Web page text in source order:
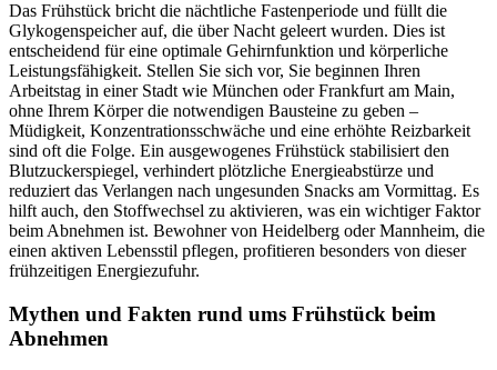
Das Frühstück bricht die nächtliche Fastenperiode und füllt die
Glykogenspeicher auf, die über Nacht geleert wurden. Dies ist
entscheidend für eine optimale Gehirnfunktion und körperliche
Leistungsfähigkeit. Stellen Sie sich vor, Sie beginnen Ihren
Arbeitstag in einer Stadt wie München oder Frankfurt am Main,
ohne Ihrem Körper die notwendigen Bausteine zu geben –
Müdigkeit, Konzentrationsschwäche und eine erhöhte Reizbarkeit
sind oft die Folge. Ein ausgewogenes Frühstück stabilisiert den
Blutzuckerspiegel, verhindert plötzliche Energieabstürze und
reduziert das Verlangen nach ungesunden Snacks am Vormittag. Es
hilft auch, den Stoffwechsel zu aktivieren, was ein wichtiger Faktor
beim Abnehmen ist. Bewohner von Heidelberg oder Mannheim, die
einen aktiven Lebensstil pflegen, profitieren besonders von dieser
frühzeitigen Energiezufuhr.
Mythen und Fakten rund ums Frühstück beim
Abnehmen